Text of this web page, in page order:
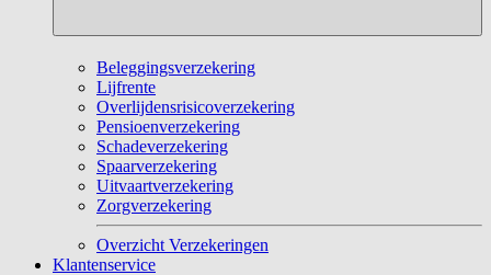
Beleggingsverzekering
Lijfrente
Overlijdensrisicoverzekering
Pensioenverzekering
Schadeverzekering
Spaarverzekering
Uitvaartverzekering
Zorgverzekering
Overzicht Verzekeringen
Klantenservice